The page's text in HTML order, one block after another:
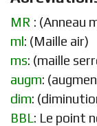
MR : (Anneau
ml: (Maille air)
ms: (maille
augm:
dim:
BBL: Le point